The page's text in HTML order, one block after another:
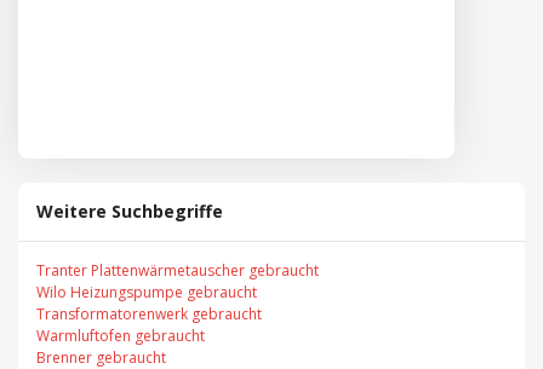
Weitere Suchbegriffe
Tranter Plattenwärmetauscher gebraucht
Wilo Heizungspumpe gebraucht
Transformatorenwerk gebraucht
Warmluftofen gebraucht
Brenner gebraucht